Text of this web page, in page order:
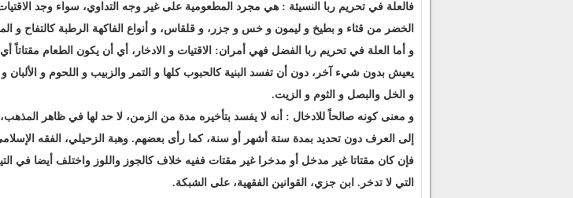
فالعلة في تحريم ربا النسيئة : هي مجرد المطعومية على غير وجه التداوي، سواء وجد
الخضر من قثاء و بطيخ و ليمون و خس و جزر، و قلقاس، و أنواع الفاكهة الرطبة كالتفاح و
و أما العلة في تحريم ربا الفضل فهي أمران: الاقتيات و الادخار، أي أن يكون الطعام مقتاتاً
يعيش بدون شيء آخر، دون أن تفسد البنية كالحبوب كلها و التمر والزبيب و اللحوم و
و الخل والبصل و الثوم و الزيت.
و معنى كونه صالحاً للادخال : أنه لا يفسد بتأخيره مدة من الزمن، لا حد لها في ظاهر
إلى العرف دون تحديد بمدة ستة أشهر أو سنة، كما رأى بعضهم. وهبة الزحيلي، الفقه الإسلامي و أدلته، ط3، دمشق،
فإن كان مقتاتا غير مدخل أو مدخرا غير مقتات ففيه خلاف كالجوز واللوز واختلف أيضا في
التي لا تدخر. ابن جزي، القوانين الفقهية، على الشبكة.